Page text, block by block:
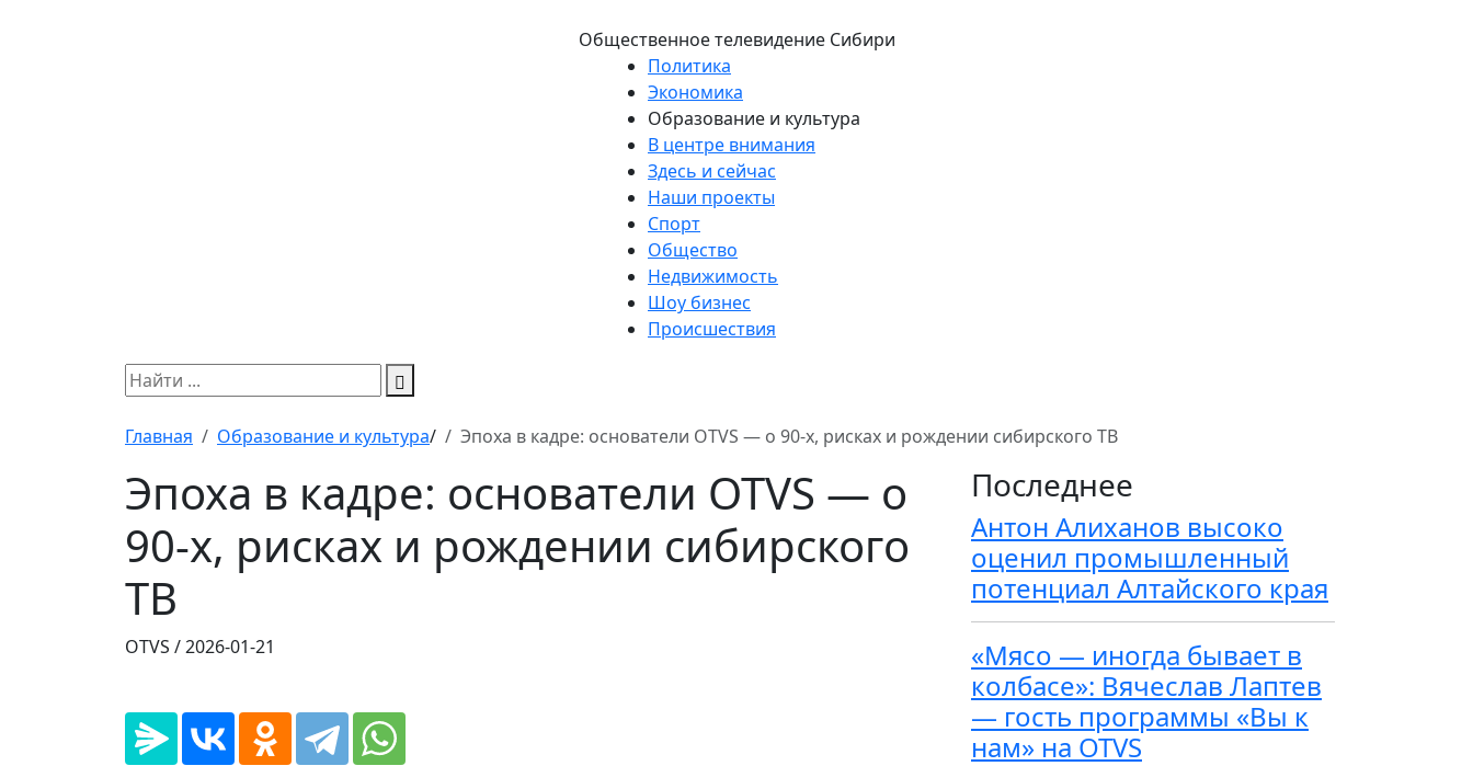
Общественное телевидение Сибири
Политика
Экономика
Образование и культура
В центре внимания
Здесь и сейчас
Наши проекты
Спорт
Общество
Недвижимость
Шоу бизнес
Происшествия
Главная Образование и культура/ Эпоха в кадре: основатели OTVS — о 90-х, рисках и рождении сибирского ТВ
Эпоха в кадре: основатели OTVS — о
90-х, рисках и рождении сибирского
ТВ
OTVS /2026-01-21
Последнее
Антон Алиханов высоко
оценил промышленный
потенциал Алтайского края
«Мясо — иногда бывает в
колбасе»: Вячеслав Лаптев
— гость программы «Вы к
нам» на OTVS